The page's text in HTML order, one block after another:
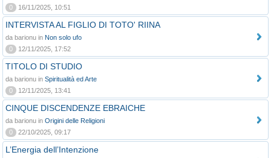
0
16/11/2025, 10:51
INTERVISTA AL FIGLIO DI TOTO' RIINA
da barionu in Non solo ufo
0
12/11/2025, 17:52
TITOLO DI STUDIO
da barionu in Spiritualità ed Arte
0
12/11/2025, 13:41
CINQUE DISCENDENZE EBRAICHE
da barionu in Origini delle Religioni
0
22/10/2025, 09:17
L’Energia dell’Intenzione